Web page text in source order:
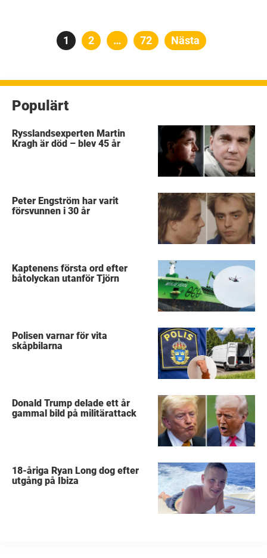
Sidnumrering
Sida
1 Sida
2 … Sida
72 Nästa
Populärt
Rysslandsexperten Martin
Kragh är död – blev 45 år
Peter Engström har varit
försvunnen i 30 år
Kaptenens första ord efter
båtolyckan utanför Tjörn
Polisen varnar för vita
skåpbilarna
Donald Trump delade ett år
gammal bild på militärattack
18-åriga Ryan Long dog efter
utgång på Ibiza